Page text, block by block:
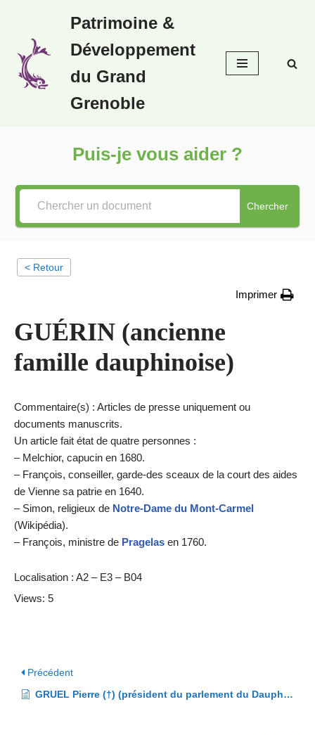
au
contenu
Patrimoine &
Développement
du Grand
Grenoble
Puis-je vous aider ?
Chercher
< Retour
Imprimer
GUÉRIN (ancienne
famille dauphinoise)
Commentaire(s) : Articles de presse uniquement ou
documents manuscrits.
Un article fait état de quatre personnes :
– Melchior, capucin en 1680.
– François, conseiller, garde-des sceaux de la court des aides
de Vienne sa patrie en 1640.
– Simon, religieux de Notre-Dame du Mont-Carmel
(Wikipédia).
– François, ministre de Pragelas en 1760.
Localisation : A2 – E3 – B04
Views: 5
Précédent
GRUEL Pierre (†) (président du parlement du Dauphiné en 1461)